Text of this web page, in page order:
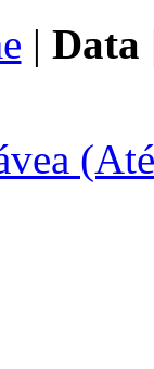
| Data